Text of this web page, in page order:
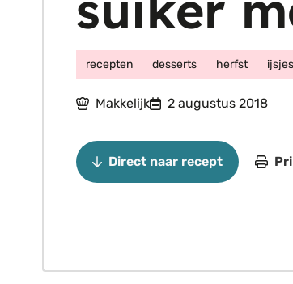
recepten desserts herfst ijsjes
Makkelijk 2 augustus 2018
Direct naar recept